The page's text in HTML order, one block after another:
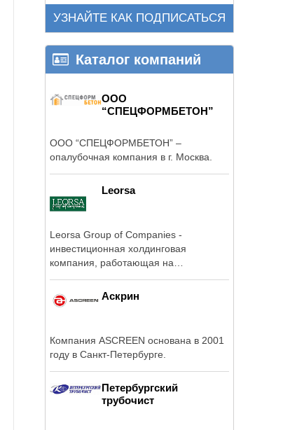
УЗНАЙТЕ КАК ПОДПИСАТЬСЯ
Каталог компаний
ООО
“СПЕЦФОРМБЕТОН”
ООО “СПЕЦФОРМБЕТОН” –
опалубочная компания в г. Москва.
Leorsa
Leorsa Group of Companies -
инвестиционная холдинговая
компания, работающая на
Аскрин
Компания ASCREEN основана в 2001
году в Санкт-Петербурге.
Петербургский
трубочист